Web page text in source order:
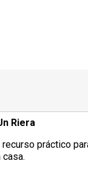
Riera
práctico